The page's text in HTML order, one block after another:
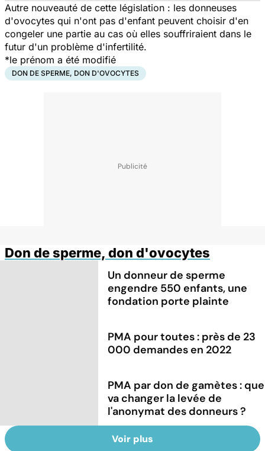
Autre nouveauté de cette législation : les donneuses
d'ovocytes qui n'ont pas d'enfant peuvent choisir d'en
congeler une partie au cas où elles souffriraient dans le
futur d'un problème d'infertilité.
*le prénom a été modifié
DON DE SPERME, DON D'OVOCYTES
Don de sperme, don d'ovocytes
Un donneur de sperme
engendre 550 enfants, une
fondation porte plainte
PMA pour toutes : près de 23
000 demandes en 2022
PMA par don de gamètes : que
va changer la levée de
l'anonymat des donneurs ?
Voir plus